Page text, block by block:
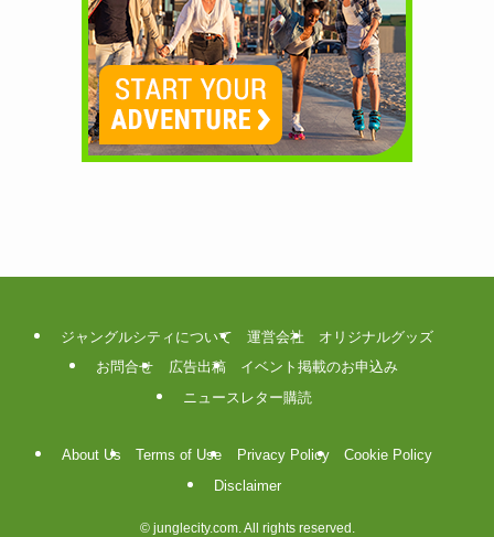
ジャングルシティについて 運営会社
オリジナルグッズ
お問合せ
広告出稿
イベント掲載のお申込み
ニュースレター購読
About Us Terms of Use Privacy Policy
Cookie Policy
Disclaimer
©junglecity.com. All rights reserved.